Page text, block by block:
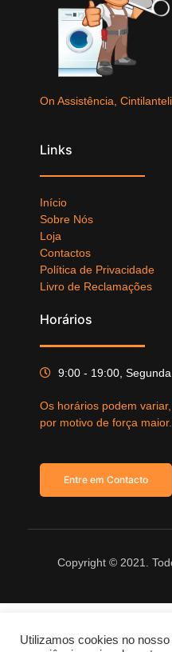
On Assistência,
Links
Início
Sobre Nós
Loja
Contactos
Política de Privacidade
Livro de Reclamações
Horários
9:00 - 19:00,
Os horários podem
por motivo de força maior.
Entre em Contacto
Copyright © 2021.
Utilizamos cookies no